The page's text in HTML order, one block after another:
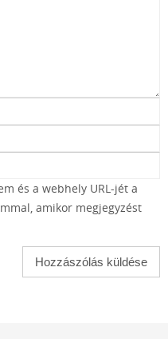
és a webhely URL-jét a
amikor megjegyzést